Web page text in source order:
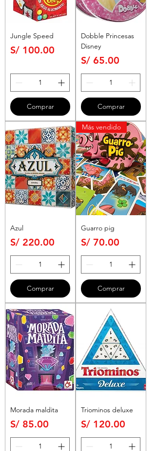
Jungle Speed
Precio
S/ 100.00
Comprar
Dobble Princesas
Disney
Precio
S/ 65.00
Comprar
Azul
Precio
S/ 220.00
Comprar
Más vendido
Guarro pig
Precio
S/ 70.00
Comprar
Morada maldita
Precio
S/ 85.00
Triominos deluxe
Precio
S/ 120.00